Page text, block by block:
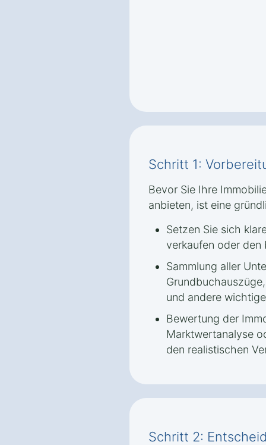
Schritt 1:
Bevor Sie Ihre
anbieten, ist eine
Setzen Sie sich
verkaufen oder den
Sammlung aller
und andere
Bewertung der
Marktwertanalyse
den realistischen
Schritt 2: